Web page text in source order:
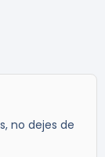
no dejes de